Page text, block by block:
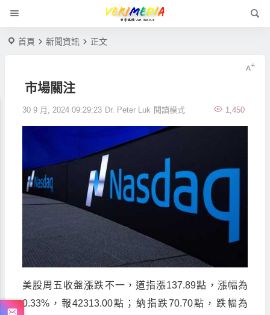
首頁 新聞資訊 正文
市場關注
30 9 月, 2024 09:29:23 Dr. Peter Luk 1,450
閱讀模式
美股周五收盤漲跌不一，道指漲137.89點，漲幅為
0.33%，報42313.00點；納指跌70.70點，跌幅為